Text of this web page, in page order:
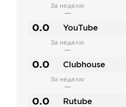
За неделю
—
0.0 YouTube
За неделю
—
0.0 Clubhouse
За неделю
—
0.0 Rutube